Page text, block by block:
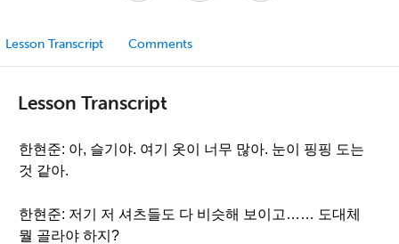
Lesson Transcript Comments
Lesson Transcript
한현준: 아, 슬기야. 여기 옷이 너무 많아. 눈이 핑핑 도는
것 같아.
한현준: 저기 저 셔츠들도 다 비슷해 보이고…… 도대체
뭘 골라야 하지?